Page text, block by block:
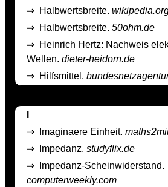
⇒ Halbwertsbreite.
⇒ Halbwertsbreite. 50ohm.de
⇒ Heinrich Hertz: Nachweis
Wellen. dieter-heidorn.de
⇒ Hilfsmittel.
⇒
Imaginaere Einheit.
⇒
Impedanz. studyflix.de
⇒
Impedanz-Scheinwiderstand.
computerweekly.com